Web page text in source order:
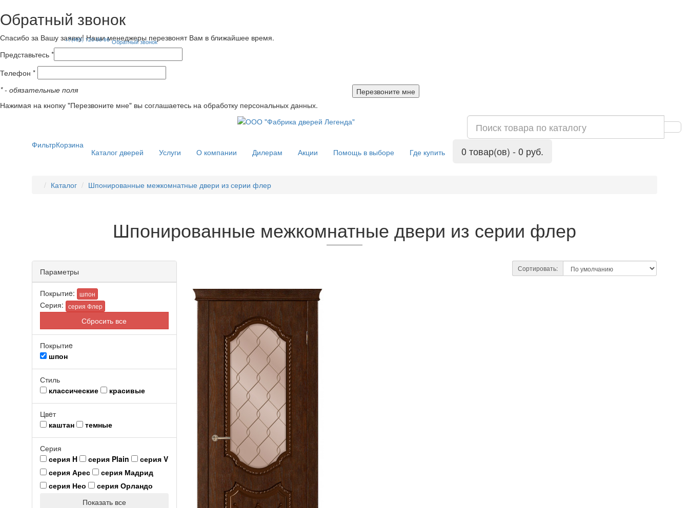
+7(495) 120-56-96 Обратный звонок
Обратный звонок
Спасибо за Вашу заявку! Наши менеджеры перезвонят Вам в ближайшее время.
Представьтесь *
Телефон *
*- обязательные поля
Нажимая на кнопку "Перезвоните мне" вы соглашаетесь на обработку персональных данных.
ФильтрКорзина
Каталог дверей Услуги О компании Дилерам Акции Помощь в выборе Где купить 0 товар(ов) - 0 руб.
Каталог Шпонированные межкомнатные двери из серии флер
Шпонированные межкомнатные двери из серии флер
Параметры
Покрытиe: шпон
Серия: серия Флер
Сбросить все
Покрытиe
шпон
Стиль
классические
красивые
Цвeт
каштан
темные
Серия
серия H
серия Plain
серия V
серия Арес
серия Мадрид
серия Нео
серия Орландо
Показать все
Сортировать: